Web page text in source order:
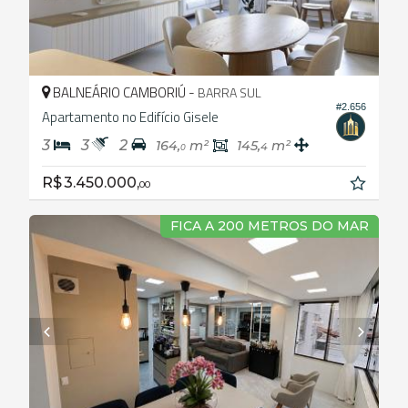
#2.656
BALNEÁRIO CAMBORIÚ - BARRA SUL
Apartamento no Edifício Gisele
3 3 2 164,0 m² 145,4 m²
R$ 3.450.000,00
FICA A 200 METROS DO MAR